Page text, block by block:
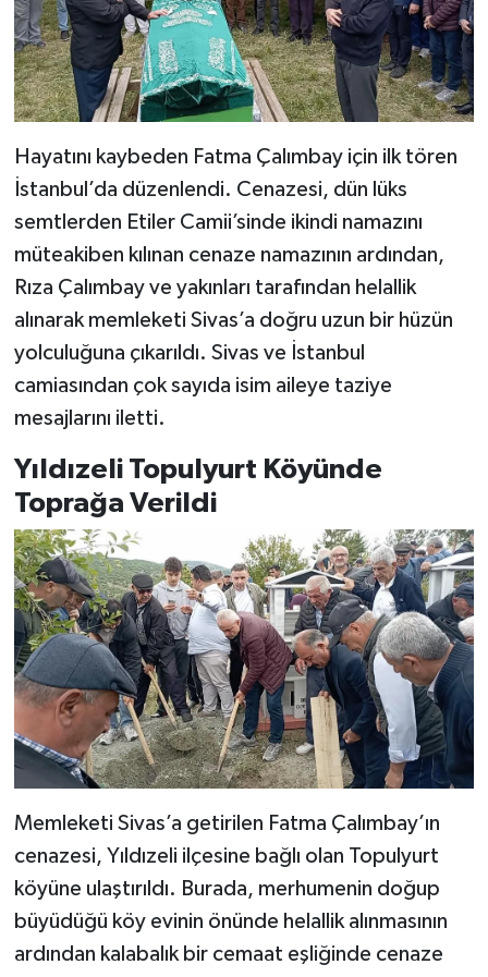
Hayatını kaybeden Fatma Çalımbay için ilk tören
İstanbul’da düzenlendi. Cenazesi, dün lüks
semtlerden Etiler Camii’sinde ikindi namazını
müteakiben kılınan cenaze namazının ardından,
Rıza Çalımbay ve yakınları tarafından helallik
alınarak memleketi Sivas’a doğru uzun bir hüzün
yolculuğuna çıkarıldı. Sivas ve İstanbul
camiasından çok sayıda isim aileye taziye
mesajlarını iletti.
Yıldızeli Topulyurt Köyünde
Toprağa Verildi
Memleketi Sivas’a getirilen Fatma Çalımbay’ın
cenazesi, Yıldızeli ilçesine bağlı olan Topulyurt
köyüne ulaştırıldı. Burada, merhumenin doğup
büyüdüğü köy evinin önünde helallik alınmasının
ardından kalabalık bir cemaat eşliğinde cenaze